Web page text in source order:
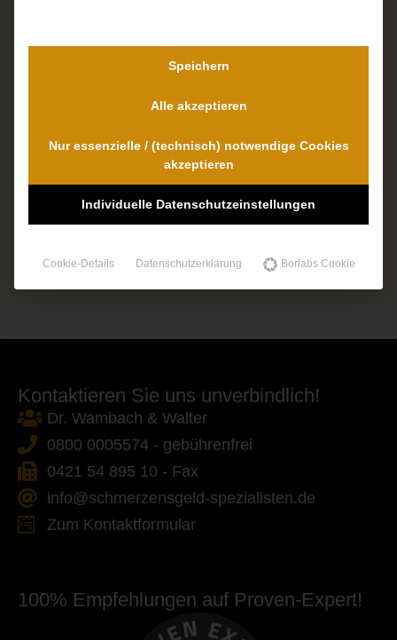
Kontaktieren Sie uns unverbindlich!
Dr. Wambach & Walter
0800 0005574 - gebührenfrei
0421 54 895 10 - Fax
info@schmerzensgeld-spezialisten.de
Zum Kontaktformular
100% Empfehlungen auf Proven-Expert!
Speichern
Alle akzeptieren
Nur essenzielle / (technisch) notwendige Cookies
akzeptieren
Individuelle Datenschutzeinstellungen
Cookie-Details Datenschutzerklärung Borlabs Cookie